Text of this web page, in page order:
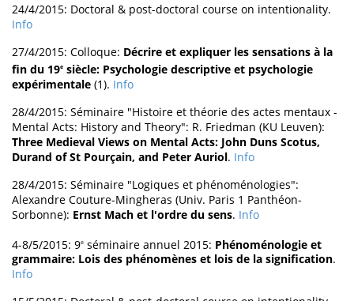
24/4/2015: Doctoral & post-doctoral course on intentionality.
Info
27/4/2015: Colloque: Décrire et expliquer les sensations à la
fin du 19e siècle: Psychologie descriptive et psychologie
expérimentale (1). Info
28/4/2015: Séminaire "Histoire et théorie des actes mentaux -
Mental Acts: History and Theory": R. Friedman (KU Leuven):
Three Medieval Views on Mental Acts: John Duns Scotus,
Durand of St Pourçain, and Peter Auriol. Info
28/4/2015: Séminaire "Logiques et phénoménologies":
Alexandre Couture-Mingheras (Univ. Paris 1 Panthéon-
Sorbonne): Ernst Mach et l'ordre du sens. Info
4-8/5/2015: 9e séminaire annuel 2015: Phénoménologie et
grammaire: Lois des phénomènes et lois de la signification.
Info